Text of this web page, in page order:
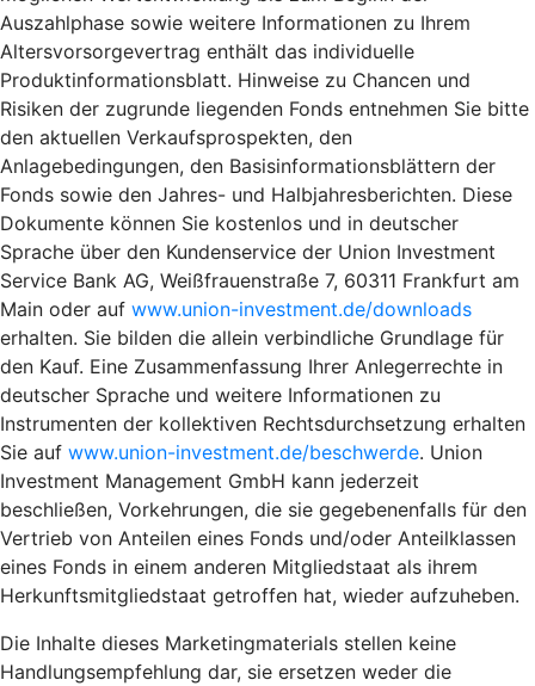
Auszahlphase sowie weitere Informationen zu Ihrem
Altersvorsorgevertrag enthält das individuelle
Produktinformationsblatt. Hinweise zu Chancen und
Risiken der zugrunde liegenden Fonds entnehmen Sie bitte
den aktuellen Verkaufsprospekten, den
Anlagebedingungen, den Basisinformationsblättern der
Fonds sowie den Jahres- und Halbjahresberichten. Diese
Dokumente können Sie kostenlos und in deutscher
Sprache über den Kundenservice der Union Investment
Service Bank AG, Weißfrauenstraße 7, 60311 Frankfurt am
Main oder auf www.union-investment.de/downloads
erhalten. Sie bilden die allein verbindliche Grundlage für
den Kauf. Eine Zusammenfassung Ihrer Anlegerrechte in
deutscher Sprache und weitere Informationen zu
Instrumenten der kollektiven Rechtsdurchsetzung erhalten
Sie auf www.union-investment.de/beschwerde. Union
Investment Management GmbH kann jederzeit
beschließen, Vorkehrungen, die sie gegebenenfalls für den
Vertrieb von Anteilen eines Fonds und/oder Anteilklassen
eines Fonds in einem anderen Mitgliedstaat als ihrem
Herkunftsmitgliedstaat getroffen hat, wieder aufzuheben.
Die Inhalte dieses Marketingmaterials stellen keine
Handlungsempfehlung dar, sie ersetzen weder die